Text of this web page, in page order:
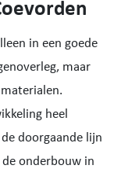
in een goede
maar
heel
doorgaande lijn
onderbouw in